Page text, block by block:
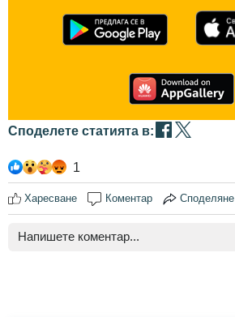
Споделете статията в:
1
Харесване Коментар Споделяне